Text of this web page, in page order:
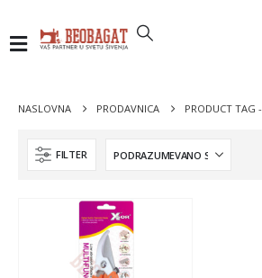
NASLOVNA PRODAVNICA PRODUCT TAG -
FILTER